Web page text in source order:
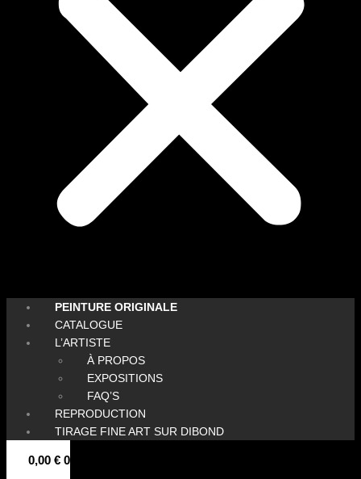
PEINTURE ORIGINALE
CATALOGUE
L’ARTISTE
À PROPOS
EXPOSITIONS
FAQ’S
REPRODUCTION
TIRAGE FINE ART SUR DIBOND
0,00 € 0